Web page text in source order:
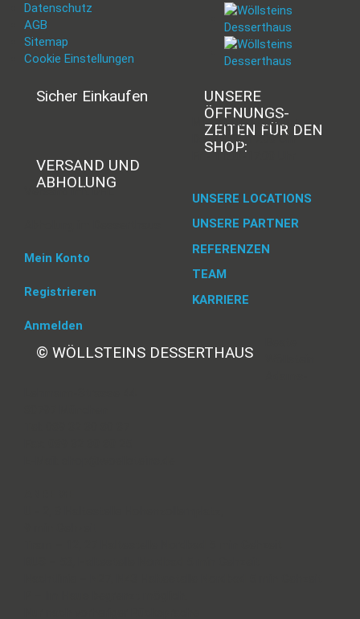
Datenschutz
AGB
Sitemap
Cookie Einstellungen
Sicher Einkaufen
VERSAND UND
ABHOLUNG
Versand mit DHL
Mein Konto
Registrieren
Anmelden
UNSERE
ÖFFNUNGS­
ZEITEN FÜR DEN
SHOP:
Mi - 11:00-17:00 Uhr
Do -11:00-17:00 Uhr
Fr - 11:00-17:00 Uhr
UNSERE LOCATIONS
UNSERE PARTNER
REFERENZEN
TEAM
KARRIERE
© WÖLLSTEINS DESSERTHAUS